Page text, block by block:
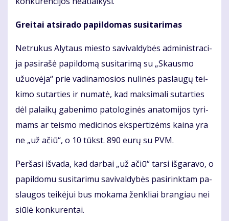
Grei­tai at­si­ra­do pa­pil­do­mas su­si­ta­ri­mas
Ne­tru­kus Aly­taus mies­to sa­vi­val­dy­bės ad­mi­nist­ra­ci­
ja pa­si­ra­šė pa­pil­do­mą su­si­ta­ri­mą su „Skaus­mo
užuo­vė­ja“ prie va­di­na­mo­sios nu­li­nės pa­slau­gų tei­
ki­mo su­tar­ties ir nu­ma­tė, kad mak­si­ma­li su­tar­ties
dėl pa­lai­kų ga­be­ni­mo pa­to­lo­gi­nės ana­to­mi­jos ty­ri­
mams ar teis­mo me­di­ci­nos eks­per­ti­zėms kai­na yra
ne „už ačiū“, o 10 tūkst. 890 eu­rų su PVM.
Per­ša­si iš­va­da, kad dar­bai „už ačiū“ tar­si iš­ga­ra­vo, o
pa­pil­do­mu su­si­ta­ri­mu sa­vi­val­dy­bės pa­si­rink­tam pa­
slau­gos tei­kė­jui bus mo­ka­ma žen­kliai bran­giau nei
siū­lė kon­ku­ren­tai.